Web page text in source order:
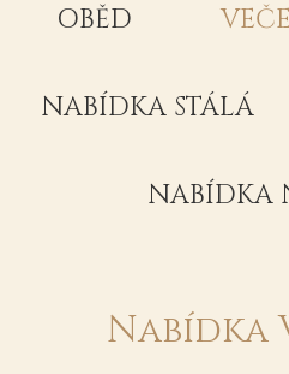
OBĚD
NABÍDKA STÁLÁ
NABÍDKA
Nabídka